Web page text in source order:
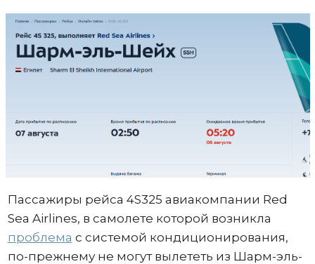
Пассажиры рейса 4S325 авиакомпании Red
Sea Airlines, в самолете которой возникла
проблема с системой кондиционирования,
по-прежнему не могут вылететь из Шарм-эль-